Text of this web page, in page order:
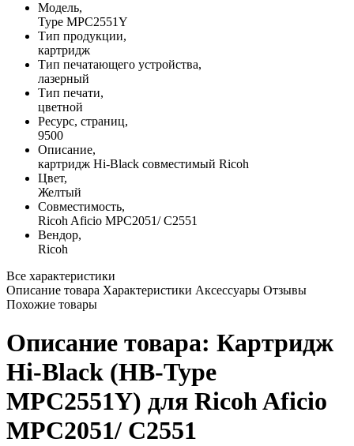
Модель,
Type MPC2551Y
Тип продукции,
картридж
Тип печатающего устройства,
лазерный
Тип печати,
цветной
Ресурс, страниц,
9500
Описание,
картридж Hi-Black совместимый Ricoh
Цвет,
Желтый
Совместимость,
Ricoh Aficio MPC2051/ C2551
Вендор,
Ricoh
Все характеристики
Описание товара Характеристики Аксессуары Отзывы
Похожие товары
Описание товара: Картридж
Hi-Black (HB-Type
MPC2551Y) для Ricoh Aficio
MPC2051/ C2551